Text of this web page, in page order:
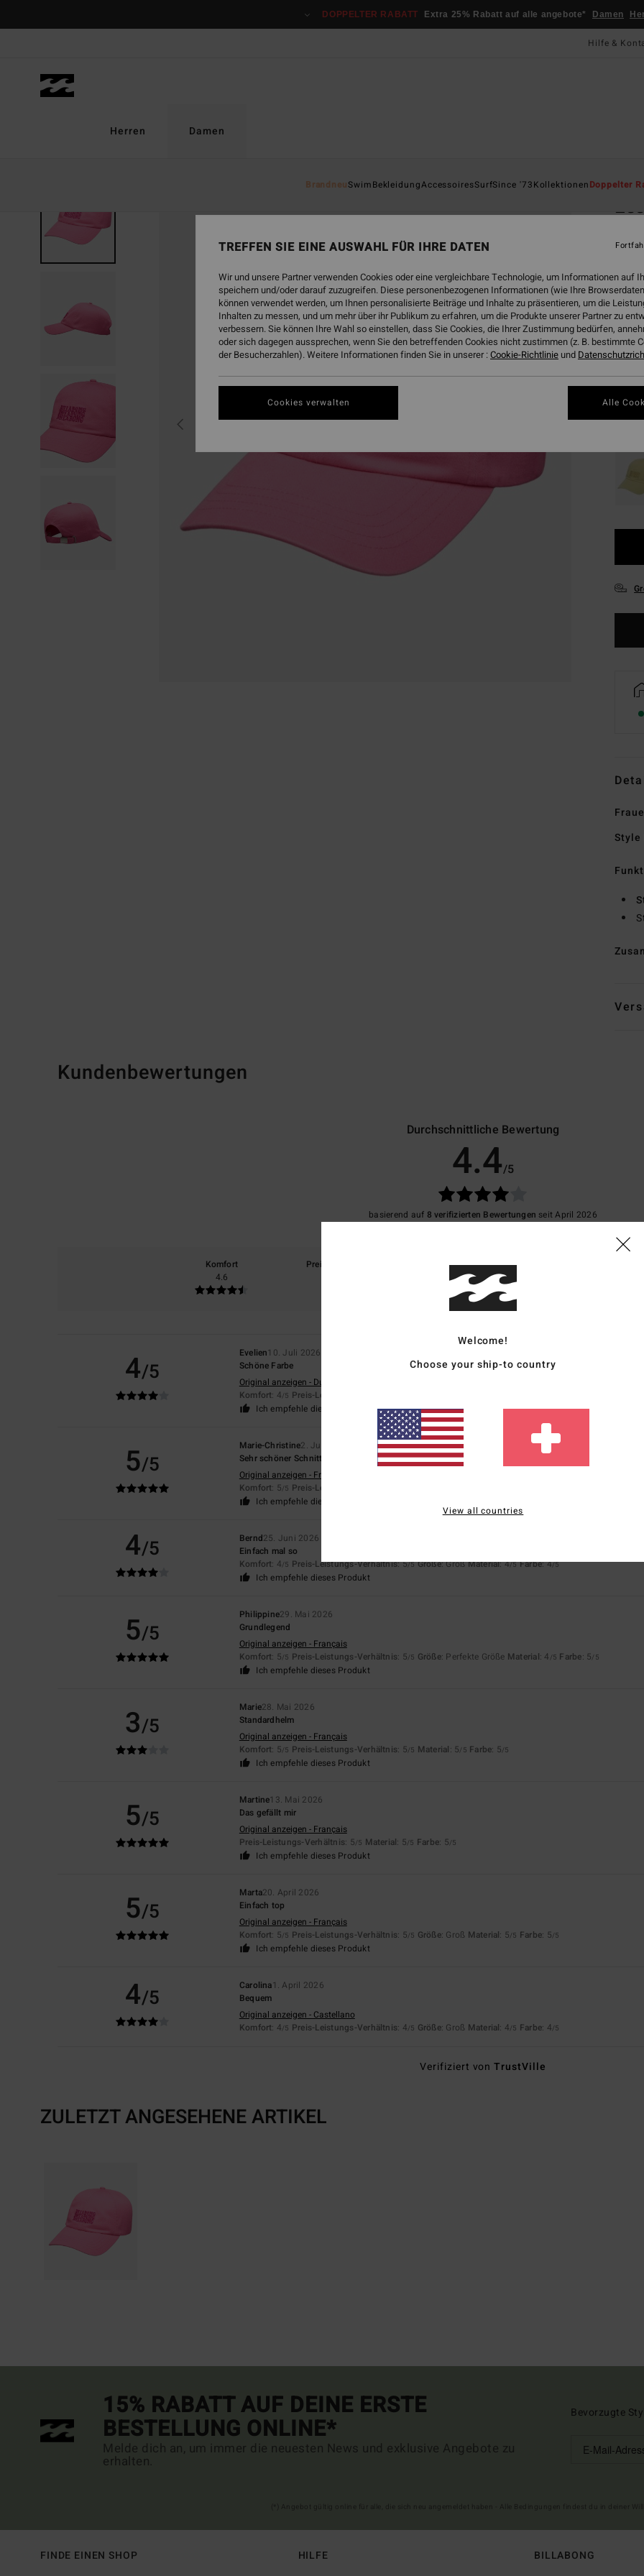
DOPPELTER RABATT Extra 25% Rabatt auf alle angebote* Damen
Hilfe &
Herren Damen
BrandneuSwimBekleidungAccessoiresSurfSince '73KollektionenDoppelter
CHF
SALE
Style
Kundenbewertungen
Durchschnittliche Bewertung
4.4/5
basierend auf 8 verifizierten Bewertungen seit April 2026
Komfort
4.6
Preis-Leistungs-Verhältnis
Größe
Zu klein
4/5
Evelien10. Juli 2026
Schöne Farbe
Original anzeigen - Dutch
Komfort: 4/5 Preis-Leistungs-Verhältnis
Ich empfehle dieses Produkt
5/5
Marie-Christine2. Juli 2026
Sehr schöner Schnitt
Original anzeigen - Français
Komfort: 5/5 Preis-Leistungs-Verhältnis
Ich empfehle dieses Produkt
4/5 Bernd25. Juni 2026
Einfach mal so
Komfort: 4/5 Preis-Leistungs-Verhältnis: 5/5 Größe: GroßMaterial: 4/5 Farbe: 4/5
Ich empfehle dieses Produkt
5/5
Philippine29. Mai 2026
Grundlegend
Original anzeigen - Français
Komfort: 5/5 Preis-Leistungs-Verhältnis: 5/5 Größe: Perfekte Größe Material: 4 /5 Farbe: 5/5
Ich empfehle dieses Produkt
3/5
Marie28. Mai 2026
Standardhelm
Original anzeigen - Français
Komfort: 5/5 Preis-Leistungs-Verhältnis: 5/5 Material: 5/5 Farbe: 5/5
Ich empfehle dieses Produkt
5/5
Martine13. Mai 2026
Das gefällt mir
Original anzeigen - Français
Preis-Leistungs-Verhältnis: 5/5 Material: 5/5 Farbe: 5/5
Ich empfehle dieses Produkt
5/5
Marta20. April 2026
Einfach top
Original anzeigen - Français
Komfort: 5/5 Preis-Leistungs-Verhältnis: 5/5 Größe: Groß Material: 5/5 Farbe: 5/5
Ich empfehle dieses Produkt
4/5 Carolina1. April 2026
Bequem
Original anzeigen - Castellano
Komfort: 4/5 Preis-Leistungs-Verhältnis: 4/5 Größe: Groß Material: 4/5 Farbe: 4/5
Verifiziert vonTrustVille
ZULETZT ANGESEHENE ARTIKEL
15% RABATT AUF DEINE ERSTE
BESTELLUNG ONLINE*
Melde dich an, um immer die neuesten News und exklusive Angebote zu
erhalten.
Bevorzugte
FINDE EINEN SHOP HILFE BILLABONG
Welcome!
Choose your ship-to country
View all countries
TREFFEN SIE EINE AUSWAHL FÜR IHRE DATEN
Wir und unsere Partner verwenden Cookies oder eine vergleichbare Technologie, um Informationen auf
speichern und/oder darauf zuzugreifen. Diese personenbezogenen Informationen (wie Ihre
können verwendet werden, um Ihnen personalisierte Beiträge und Inhalte zu präsentieren, um die
Inhalten zu messen, und um mehr über ihr Publikum zu erfahren, um die Produkte unserer Partner zu
verbessern. Sie können Ihre Wahl so einstellen, dass Sie Cookies, die Ihrer Zustimmung bedürfen,
oder sich dagegen aussprechen, wenn Sie den betreffenden Cookies nicht zustimmen (z. B. bestimmte
der Besucherzahlen). Weitere Informationen finden Sie in unserer :Cookie-Richtlinie und
Cookies verwalten Alle